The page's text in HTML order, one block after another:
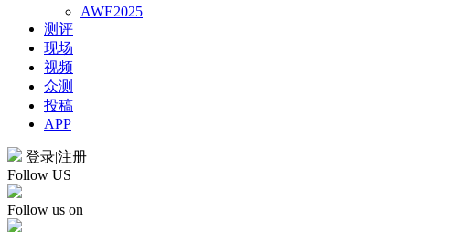
AWE2025
测评
现场
视频
众测
投稿
APP
登录|注册
Follow US
Follow us on